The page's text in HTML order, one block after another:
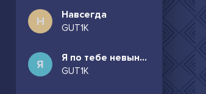
Н Навсегда
GUT1K
Я Я по тебе невыносимо скучаю
GUT1K